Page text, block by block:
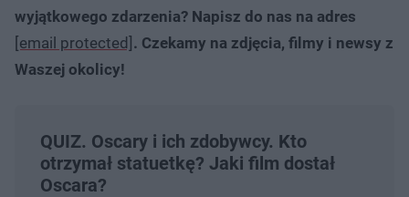
wyjątkowego zdarzenia? Napisz do nas na adres
[email protected] . Czekamy na zdjęcia, filmy i newsy z
Waszej okolicy!
QUIZ. Oscary i ich zdobywcy. Kto
otrzymał statuetkę? Jaki film dostał
Oscara?